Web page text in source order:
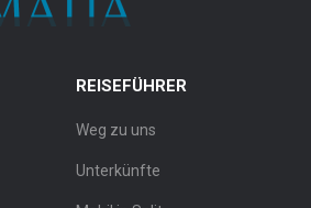
REISEFÜHRER
Weg zu uns
Unterkünfte